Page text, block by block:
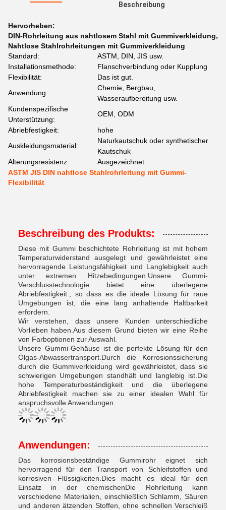
Beschreibung
Hervorheben:
DIN-Rohrleitung aus nahtlosem Stahl mit Gummiverkleidung,
Nahtlose Stahlrohrleitungen mit Gummiverkleidung
Standard:
ASTM, DIN, JIS usw.
Installationsmethode:
Flanschverbindung oder Kupplung
Flexibilität:
Das ist gut.
Anwendung:
Chemie, Bergbau,
Wasseraufbereitung usw.
Kundenspezifische
Unterstützung:
OEM, ODM
Abriebfestigkeit:
hohe
Auskleidungsmaterial:
Naturkautschuk oder synthetischer
Kautschuk
Alterungsresistenz:
Ausgezeichnet.
ASTM JIS DIN nahtlose Stahlrohrleitung mit Gummi-
Flexibilität
Beschreibung des Produkts:
Diese mit Gummi beschichtete Rohrleitung ist mit hohem
Temperaturwiderstand ausgelegt und gewährleistet eine
hervorragende Leistungsfähigkeit und Langlebigkeit auch
unter extremen Hitzebedingungen.Unsere Gummi-
Verschlusstechnologie bietet eine überlegene
Abriebfestigkeit., so dass es die ideale Lösung für raue
Umgebungen ist, die eine lang anhaltende Haltbarkeit
erfordern.
Wir verstehen, dass unsere Kunden unterschiedliche
Vorlieben haben.Aus diesem Grund bieten wir eine Reihe
von Farboptionen zur Auswahl.
Unsere Gummi-Gehäuse ist die perfekte Lösung für den
Ölgas-Abwassertransport.Durch die Korrosionssicherung
durch die Gummiverkleidung wird gewährleistet, dass sie
schwierigen Umgebungen standhält und langlebig ist.Die
hohe Temperaturbeständigkeit und die überlegene
Abriebfestigkeit machen sie zu einer idealen Wahl für
anspruchsvolle Anwendungen.
Anwendungen:
Das korrosionsbeständige Gummirohr eignet sich
hervorragend für den Transport von Schleifstoffen und
korrosiven Flüssigkeiten.Dies macht es ideal für den
Einsatz in der chemischenDie Rohrleitung kann
verschiedene Materialien, einschließlich Schlamm, Säuren
und anderen ätzenden Stoffen, ohne schnellen Verschleiß